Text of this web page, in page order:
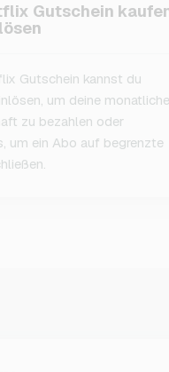
Gutschein
Gutschein kannst du
um deine monatliche
zu bezahlen oder
um ein Abo auf begrenzte